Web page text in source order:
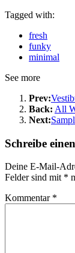
Tagged with:
fresh
funky
minimal
See more
Prev:
Back: All
Next:
Schreibe
Deine E-Mail-
Felder sind mit *
Kommentar *